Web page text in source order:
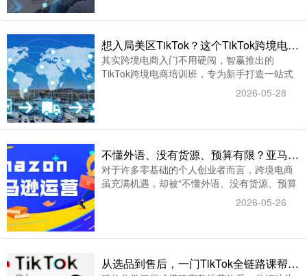
套系统的亚马逊运营培训。
想入局美区TikTok？这个TikTok跨境电商培训班带你从0到1
其实跨境电商入门不用硬闯，智赢推出的
TikTok跨境电商培训班，专为新手打造一站式
入门方案，手把手带你打通美区TikTok全链路
运营，帮你少走弯路、快速起号变现。
2026-05-28
不懂外语、没有货源、预算有限？亚马逊电商培训给零基础小白的破局方案
对于许多零基础的个人创业者而言，跨境电商
虽充满机遇，却被“不懂外语、没有货源、预算
有限”这三座大山挡在门外。有没有一套方案，
能让毫无经验的普通人也能稳稳踏上跨境之
全流程工具支持，给出了肯定的回答。
2026-05-26
从选品到售后，一门TikTok全链路课帮你搞定美区电商闭环